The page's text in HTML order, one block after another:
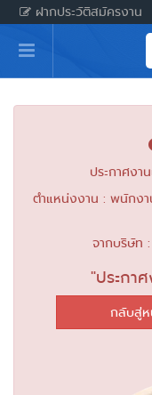
ฝากประวัติสมัครงาน
หน้าหลัก
ผู้สมัครงาน: เข้าสู่ระ
ฝากประวัติสมัครงาน
ประกาศงา
ตำแหน่งงาน : พนักง
จากบริษัท
"ประกา
กลับสู่ห